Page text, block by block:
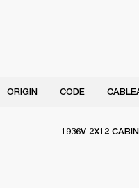
ORIGIN CODE
1936V 2X12